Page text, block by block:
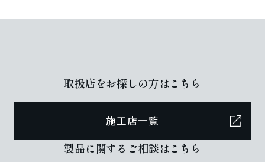
取扱店をお探しの方はこちら
施工店一覧
製品に関するご相談はこちら